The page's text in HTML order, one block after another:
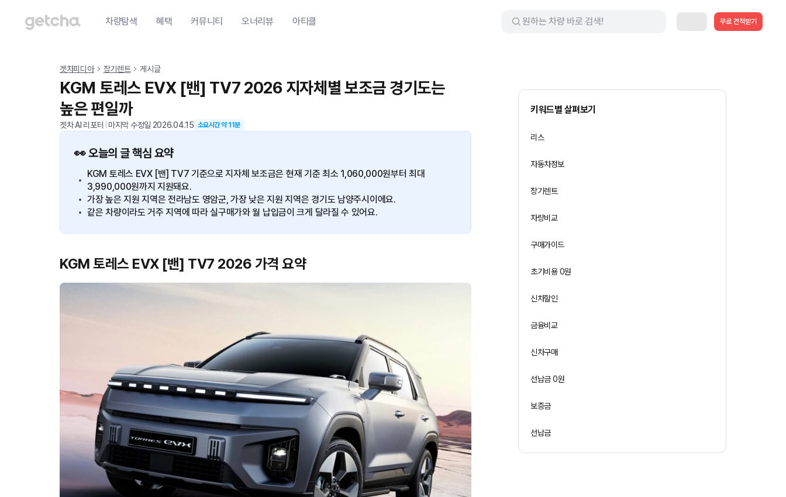
차량탐색 혜택 커뮤니티 오너리뷰 아티클 무료 견적받기
겟차피디아 장기렌트 게시글
KGM 토레스 EVX [밴] TV7 2026 지자체별 보조금 경기도는
높은 편일까
겟차 AI 리포터 마지막 수정일 2026.04.15 소요시간 약11분
👀 오늘의 글 핵심 요약
KGM 토레스 EVX [밴] TV7 기준으로 지자체 보조금은 현재 기준 최소 1,060,000원부터 최대
3,990,000원까지 지원돼요.
가장 높은 지원 지역은 전라남도 영암군, 가장 낮은 지원 지역은 경기도 남양주시이에요.
같은 차량이라도 거주 지역에 따라 실구매가와 월 납입금이 크게 달라질 수 있어요.
KGM 토레스 EVX [밴] TV7 2026 가격 요약
키워드별 살펴보기
리스
자동차정보
장기렌트
차량비교
구매가이드
초기비용 0원
신차할인
금융비교
신차구매
선납금 0원
보증금
선납금